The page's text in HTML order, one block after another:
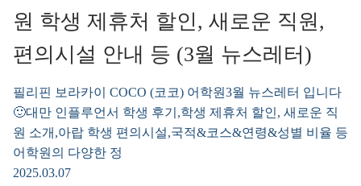
원 학생 제휴처 할인, 새로운 직원,
편의시설 안내 등 (3월 뉴스레터)
필리핀 보라카이 COCO (코코) 어학원3월 뉴스레터 입니다
🙂대만 인플루언서 학생 후기,학생 제휴처 할인, 새로운 직
원 소개,아랍 학생 편의시설,국적&코스&연령&성별 비율 등
어학원의 다양한 정
2025.03.07